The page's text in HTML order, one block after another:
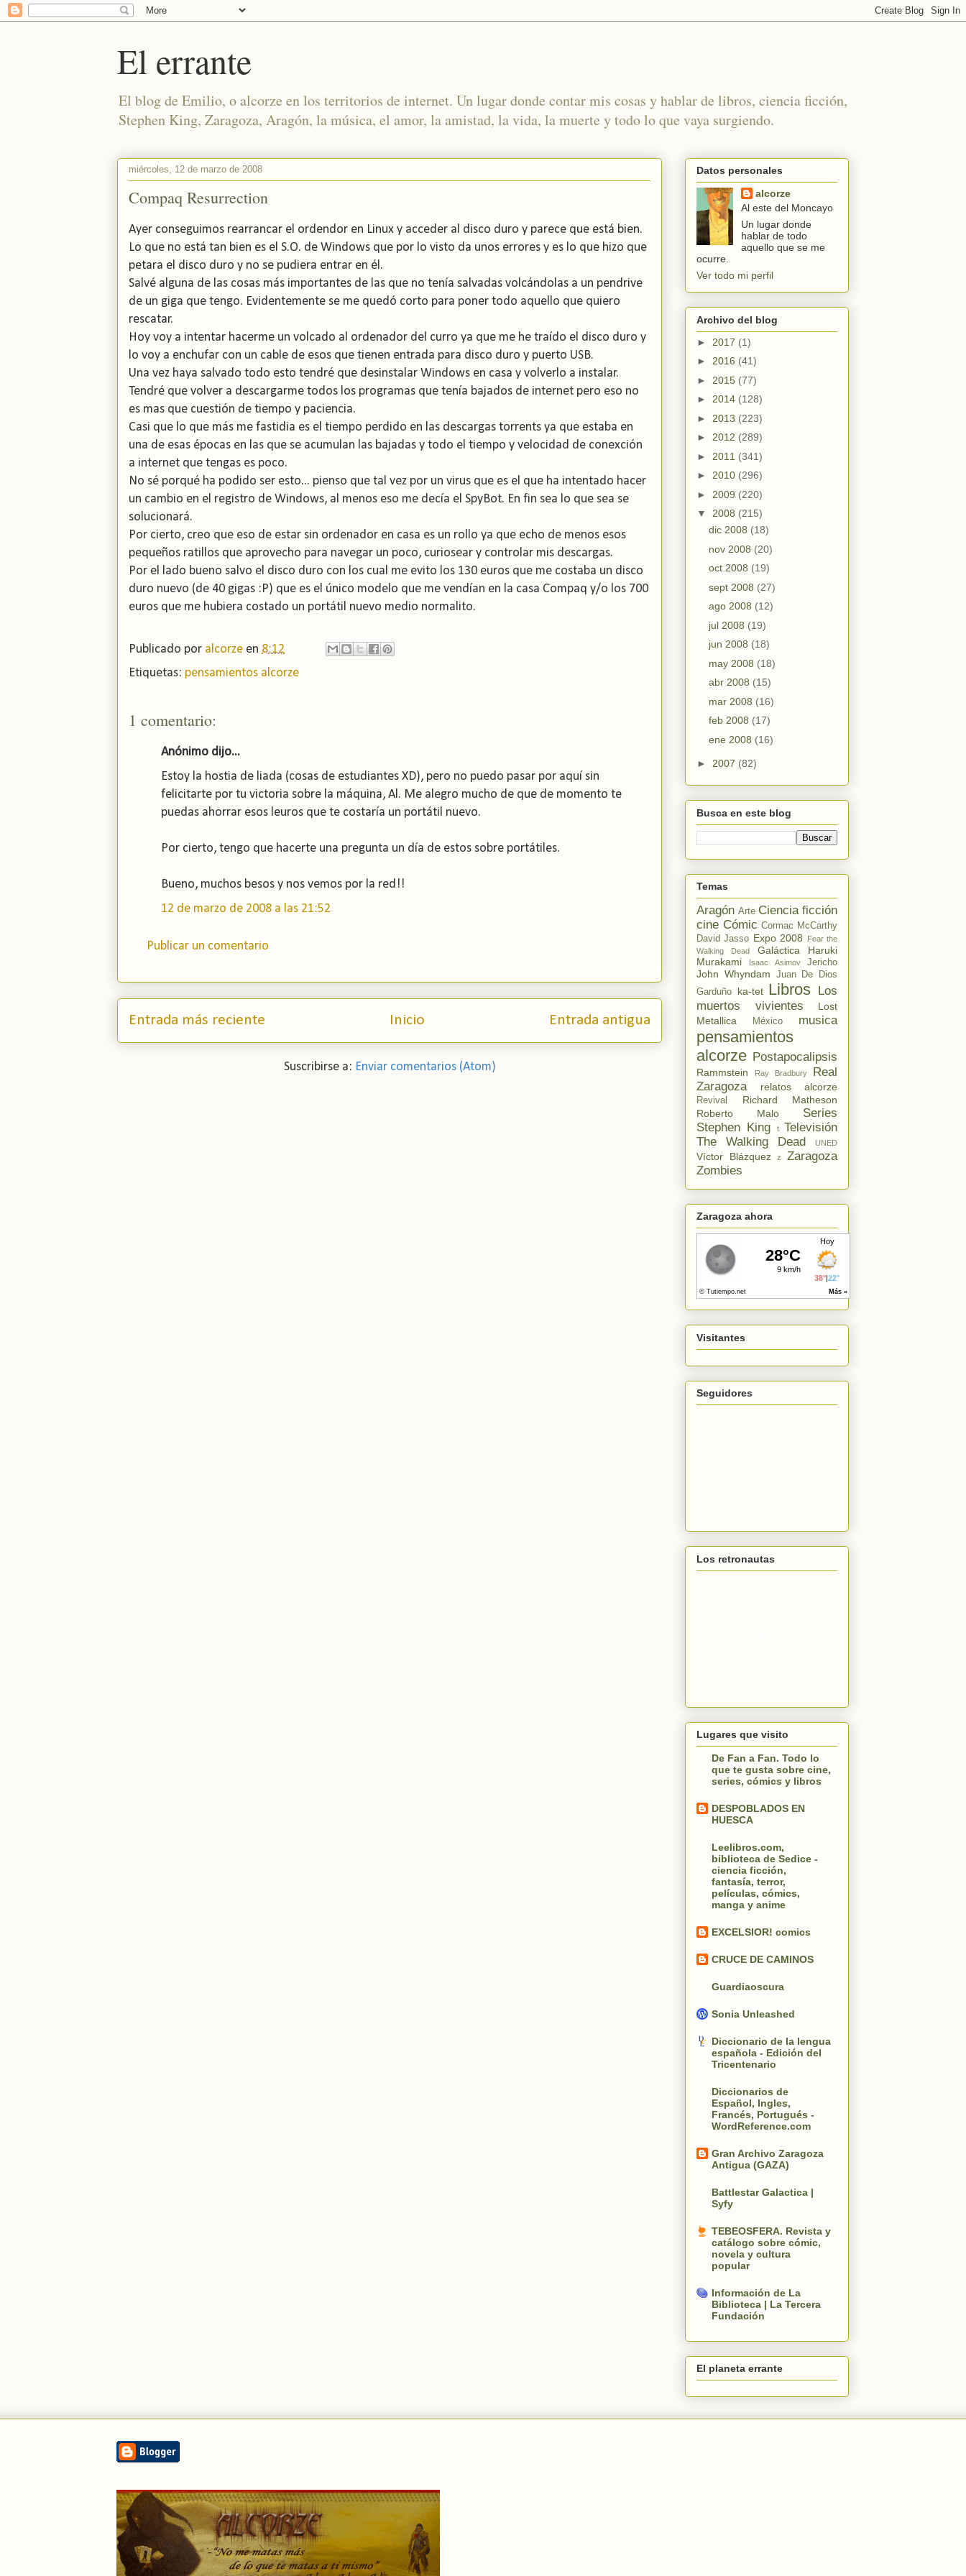
El errante
El blog de Emilio, o alcorze en los territorios de internet. Un lugar donde contar mis cosas y hablar de libros, ciencia ficción,
Stephen King, Zaragoza, Aragón, la música, el amor, la amistad, la vida, la muerte y todo lo que vaya surgiendo.
miércoles, 12 de marzo de 2008
Compaq Resurrection
Ayer conseguimos rearrancar el ordendor en Linux y acceder al disco duro y parece que está bien.
Lo que no está tan bien es el S.O. de Windows que por lo visto da unos errores y es lo que hizo que
petara el disco duro y no se pudiera entrar en él.
Salvé alguna de las cosas más importantes de las que no tenía salvadas volcándolas a un pendrive
de un giga que tengo. Evidentemente se me quedó corto para poner todo aquello que quiero
rescatar.
Hoy voy a intentar hacerme un volcado al ordenador del curro ya que me he traído el disco duro y
lo voy a enchufar con un cable de esos que tienen entrada para disco duro y puerto USB.
Una vez haya salvado todo esto tendré que desinstalar Windows en casa y volverlo a instalar.
Tendré que volver a descargarme todos los programas que tenía bajados de internet pero eso no
es mas que cuestión de tiempo y paciencia.
Casi que lo que más me fastidia es el tiempo perdido en las descargas torrents ya que estaba en
una de esas épocas en las que se acumulan las bajadas y todo el tiempo y velocidad de conexción
a internet que tengas es poco.
No sé porqué ha podido ser esto... pienso que tal vez por un virus que es el que ha intentado hacer
un cambio en el registro de Windows, al menos eso me decía el SpyBot. En fin sea lo que sea se
solucionará.
Por cierto, creo que eso de estar sin ordenador en casa es un rollo ya que echo de menos esos
pequeños ratillos que aprovecho para navegar un poco, curiosear y controlar mis descargas.
Por el lado bueno salvo el disco duro con los cual me evito los 130 euros que me costaba un disco
duro nuevo (de 40 gigas :P) que es el único modelo que me vendían en la casa Compaq y/o los 700
euros que me hubiera costado un portátil nuevo medio normalito.
Publicado por alcorze en 8:12
Etiquetas: pensamientos alcorze
1 comentario:
Anónimo dijo...
Estoy la hostia de liada (cosas de estudiantes XD), pero no puedo pasar por aquí sin
felicitarte por tu victoria sobre la máquina, Al. Me alegro mucho de que de momento te
puedas ahorrar esos leuros que te costaría un portátil nuevo.
Por cierto, tengo que hacerte una pregunta un día de estos sobre portátiles.
Bueno, muchos besos y nos vemos por la red!!
12 de marzo de 2008 a las 21:52
Publicar un comentario
Entrada más reciente Entrada antigua
Inicio
Suscribirse a: Enviar comentarios (Atom)
Datos personales
alcorze
Al este del Moncayo
Un lugar donde
hablar de todo
aquello que se me
ocurre.
Ver todo mi perfil
Archivo del blog
► 2017 (1)
► 2016 (41)
► 2015 (77)
► 2014 (128)
► 2013 (223)
► 2012 (289)
► 2011 (341)
► 2010 (296)
► 2009 (220)
▼ 2008 (215)
dic 2008 (18)
nov 2008 (20)
oct 2008 (19)
sept 2008 (27)
ago 2008 (12)
jul 2008 (19)
jun 2008 (18)
may 2008 (18)
abr 2008 (15)
mar 2008 (16)
feb 2008 (17)
ene 2008 (16)
► 2007 (82)
Busca en este blog
Temas
Aragón Arte Ciencia ficción
cine Cómic Cormac McCarthy
David Jasso Expo 2008
Fear the
Walking Dead
Galáctica
Haruki
Murakami
Isaac Asimov Jericho
John Whyndam
Juan De Dios
Garduño
ka-tet Libros Los
muertos vivientes
Lost
Metallica
México musica
pensamientos
alcorze Postapocalipsis
Rammstein Ray Bradbury
Real
Zaragoza
relatos alcorze
Revival
Richard Matheson
Roberto Malo
Series
Stephen King
t Televisión
The Walking Dead
UNED
Víctor Blázquez z
Zaragoza
Zombies
Zaragoza ahora
Visitantes
Seguidores
Los retronautas
Lugares que visito
De Fan a Fan. Todo lo
que te gusta sobre cine,
series, cómics y libros
DESPOBLADOS EN
HUESCA
Leelibros.com,
biblioteca de Sedice -
ciencia ficción,
fantasía, terror,
películas, cómics,
manga y anime
EXCELSIOR! comics
CRUCE DE CAMINOS
Guardiaoscura
Sonia Unleashed
Diccionario de la lengua
española - Edición del
Tricentenario
Diccionarios de
Español, Ingles,
Francés, Portugués -
WordReference.com
Gran Archivo Zaragoza
Antigua (GAZA)
Battlestar Galactica |
Syfy
TEBEOSFERA. Revista y
catálogo sobre cómic,
novela y cultura
popular
Información de La
Biblioteca | La Tercera
Fundación
El planeta errante